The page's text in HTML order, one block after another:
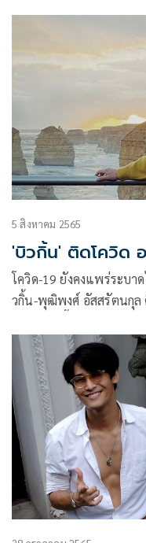
5 สิงหาคม 2565
'บิวกิ้น' ติดโควิด
โควิด-19 ยังคงแพร่ระบ
วกิ้น-พุฒิพงศ์ อัสสรัตนกุล
จนกว่าจะหายดี รวมถึง ตั
วันที่ 6 และ 7 สิงหาคมที่